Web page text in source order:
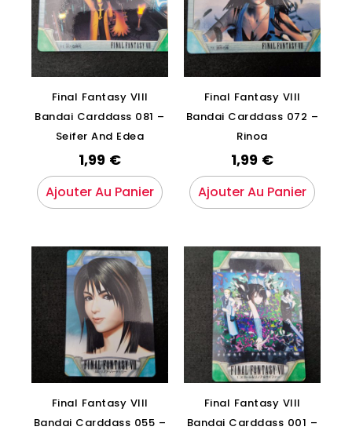
Final Fantasy VIII
Bandai Carddass 081 –
Seifer And Edea
1,99 €
Ajouter Au Panier
Final Fantasy VIII
Bandai Carddass 072 –
Rinoa
1,99 €
Ajouter Au Panier
Final Fantasy VIII
Bandai Carddass 055 –
Final Fantasy VIII
Bandai Carddass 001 –